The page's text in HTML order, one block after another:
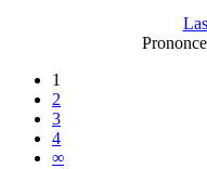
1
2
3
4
∞